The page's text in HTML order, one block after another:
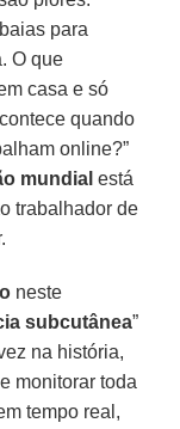
para
O que
casa e só
quando
online?”
mundial está
trabalhador de
neste
subcutânea”
na história,
monitorar toda
tempo real,